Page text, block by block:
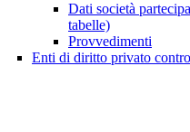
Dati società
tabelle)
Provvedimenti
Enti di diritto privato